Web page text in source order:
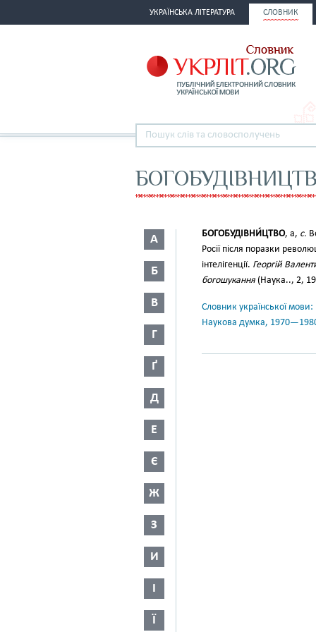
УКРАЇНСЬКА ЛІТЕРАТУРА СЛОВНИК
А
Б
В
Г
Ґ
Д
Е
Є
Ж
З
И
І
Ї
БОГОБУДІВНИ́ЦТВО, а, с.
Росії після поразки
інтелігенції. Георгій
богошукання (Наука.., 2,
Словник української
Наукова думка,